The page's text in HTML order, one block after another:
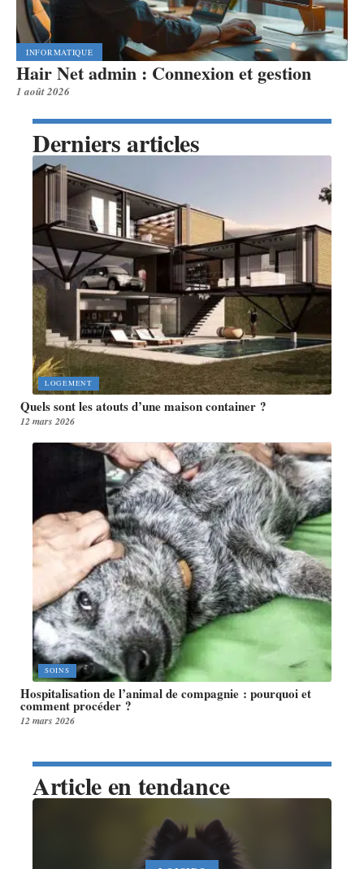
INFORMATIQUE
Hair Net admin : Connexion et gestion
1 août 2026
Derniers articles
LOGEMENT
Quels sont les atouts d’une maison container ?
12 mars 2026
SOINS
Hospitalisation de l’animal de compagnie : pourquoi et
comment procéder ?
12 mars 2026
Article en tendance